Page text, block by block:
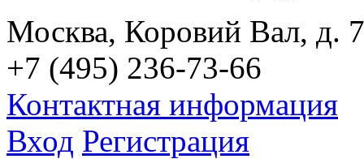
Москва, Коровий Вал, д.
+7 (495) 236-73-66
Контактная информация
Вход Регистрация